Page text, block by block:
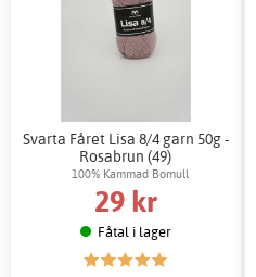
Svarta Fåret Lisa 8/4 garn 50g -
Rosabrun (49)
100% Kammad Bomull
29 kr
Fåtal i lager